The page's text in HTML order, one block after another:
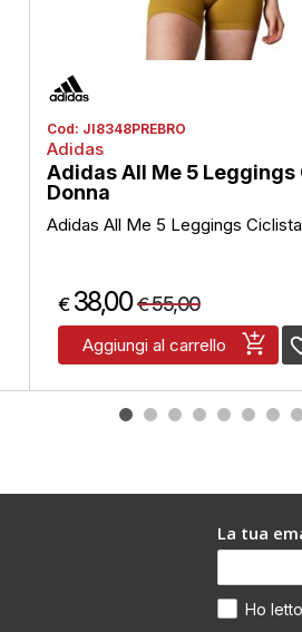
Cod: JI8348PREBRO
Adidas
Adidas All Me 5 Leggings
Donna
Adidas All Me 5 Leggings
€ 38,00 €55,00
Aggiungi al carrello
La tua
Ho